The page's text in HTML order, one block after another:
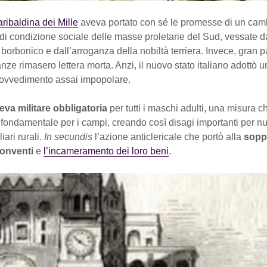
dei Mille aveva portato con sé le promesse di un
condizione sociale delle masse proletarie del Sud, vessate
e dall’arroganza della nobiltà terriera. Invece, gran
rimasero lettera morta. Anzi, il nuovo stato italiano adottò
assai impopolare.
militare obbligatoria per tutti i maschi adulti, una misura
per i campi, creando così disagi importanti per
rurali. In secundis l’azione anticlericale che portò alla
e l’incameramento dei loro beni.